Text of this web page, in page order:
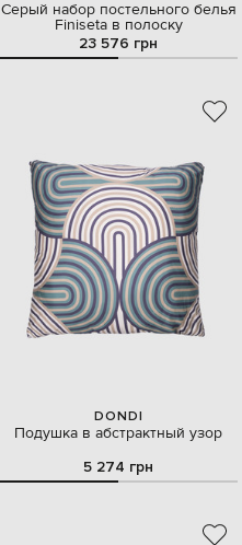
Серый набор постельного белья
Finiseta в полоску
23 576 грн
DONDI
Подушка в абстрактный узор
5 274 грн